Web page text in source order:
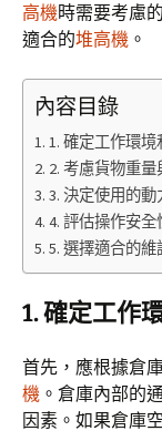
高機時需要考慮
適合的堆高機 。
內容目錄
1. 確定工作環境
2. 考慮貨物重量
3. 決定使用的動
4. 評估操作安
5. 選擇適合的
1. 確定工作
首先，應根據倉
機 。倉庫內部的
因素。如果倉庫